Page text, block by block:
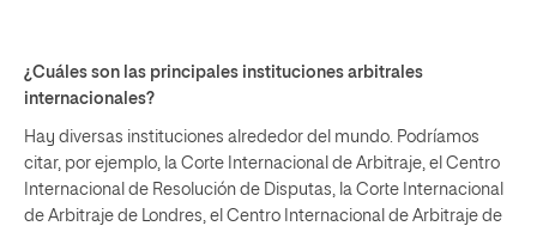
¿Cuáles son las principales instituciones arbitrales
internacionales?
Hay diversas instituciones alrededor del mundo. Podríamos
citar, por ejemplo, la Corte Internacional de Arbitraje, el Centro
Internacional de Resolución de Disputas, la Corte Internacional
de Arbitraje de Londres, el Centro Internacional de Arbitraje de